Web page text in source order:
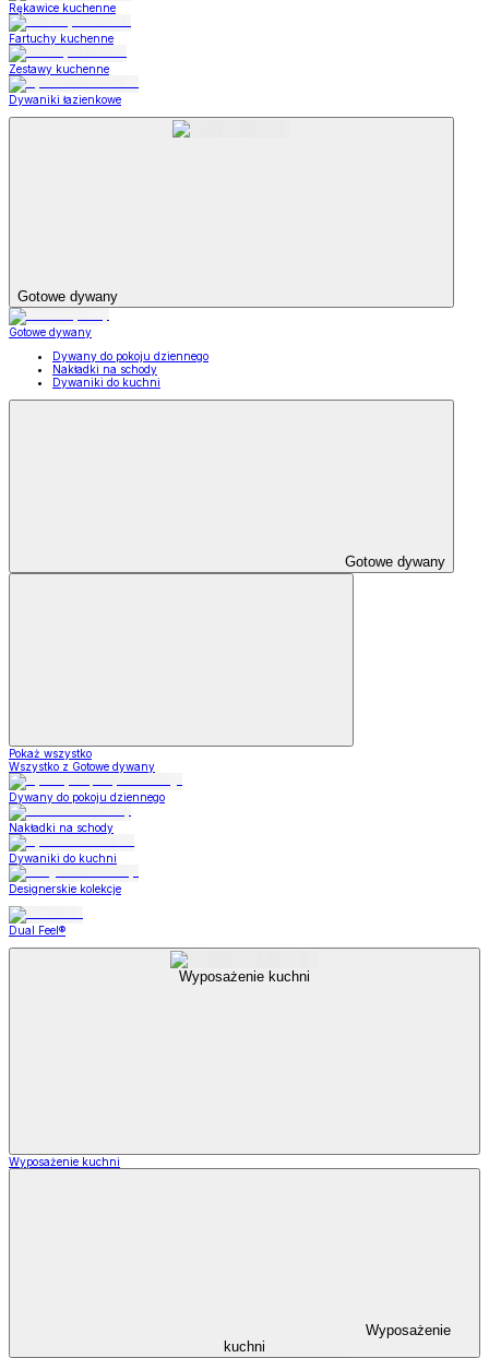
Rękawice kuchenne
Fartuchy kuchenne
Zestawy kuchenne
Dywaniki łazienkowe
Gotowe dywany
Gotowe dywany
Dywany do pokoju dziennego
Nakładki na schody
Dywaniki do kuchni
Gotowe dywany
Pokaż wszystko
Wszystko z Gotowe dywany
Dywany do pokoju dziennego
Nakładki na schody
Dywaniki do kuchni
Designerskie kolekcje
Dual Feel®
Wyposażenie kuchni
Wyposażenie kuchni
Wyposażenie
kuchni